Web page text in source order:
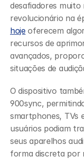
desafiadores muito
revolucionário na
hoje oferecem
recursos de
avançados,
situações de
O dispositivo
900sync,
smartphones, TVs
usuários podiam
seus aparelhos
forma discreta por